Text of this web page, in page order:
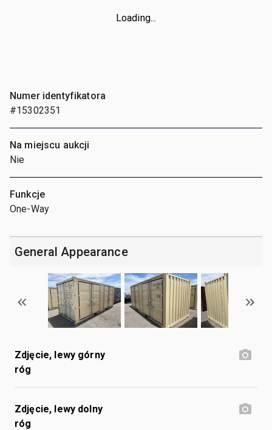
Loading...
Numer identyfikatora
#15302351
Na miejscu aukcji
Nie
Funkcje
One-Way
General Appearance
Zdjęcie, lewy górny
róg
Zdjęcie, lewy dolny
róg